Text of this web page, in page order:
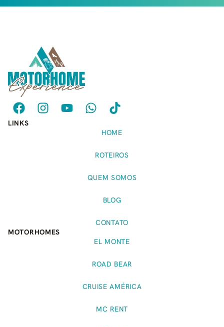
LINKS
HOME
ROTEIROS
QUEM SOMOS
BLOG
CONTATO
MOTORHOMES
EL MONTE
ROAD BEAR
CRUISE AMÉRICA
MC RENT